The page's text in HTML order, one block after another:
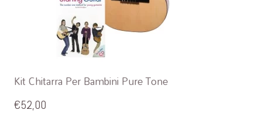
Kit Chitarra Per Bambini Pure Tone
€52,00